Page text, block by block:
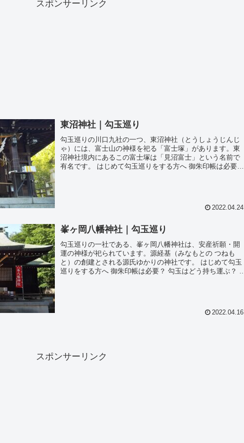
スポンサーリンク
東沼神社｜勾玉巡り
勾玉巡りの川口九社の一つ、東沼神社（とうしょうじんじ
ゃ）には、富士山の神様を祀る「富士塚」があります。東
沼神社境内にあるこの富士塚は「見沼富士」という名前で
有名です。 はじめて勾玉巡りをする方へ 御朱印帳は必要？
2022.04.24
峯ヶ岡八幡神社｜勾玉巡り
勾玉巡りの一社である、峯ヶ岡八幡神社は、安産祈願・開
運の神様が祀られています。源経基（みなもとの つねも
と）の創建とされる源氏ゆかりの神社です。 はじめて勾玉
巡りをする方へ 御朱印帳は必要？ 勾玉はどう持ち運ぶ？ 当
2022.04.16
スポンサーリンク